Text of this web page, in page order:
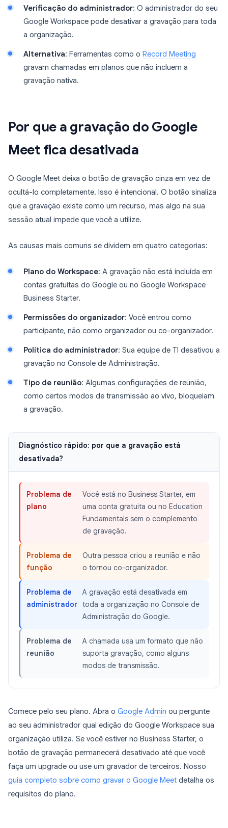
Verificação do administrador: O administrador do seu
Google Workspace pode desativar a gravação para toda
a organização.
Alternativa: Ferramentas como o Record Meeting
gravam chamadas em planos que não incluem a
gravação nativa.
Por que a gravação do Google
Meet fica desativada
O Google Meet deixa o botão de gravação cinza em vez de
ocultá-lo completamente. Isso é intencional. O botão sinaliza
que a gravação existe como um recurso, mas algo na sua
sessão atual impede que você a utilize.
As causas mais comuns se dividem em quatro categorias:
Plano do Workspace: A gravação não está incluída em
contas gratuitas do Google ou no Google Workspace
Business Starter.
Permissões do organizador: Você entrou como
participante, não como organizador ou co-organizador.
Política do administrador: Sua equipe de TI desativou a
gravação no Console de Administração.
Tipo de reunião: Algumas configurações de reunião,
como certos modos de transmissão ao vivo, bloqueiam
a gravação.
Diagnóstico rápido: por que a gravação está
desativada?
Problema de
plano
Você está no Business Starter, em
uma conta gratuita ou no Education
Fundamentals sem o complemento
de gravação.
Problema de
função
Outra pessoa criou a reunião e não
o tornou co-organizador.
Problema de
administrador
A gravação está desativada em
toda a organização no Console de
Administração do Google.
Problema de
reunião
A chamada usa um formato que não
suporta gravação, como alguns
modos de transmissão.
Comece pelo seu plano. Abra o Google Admin ou pergunte
ao seu administrador qual edição do Google Workspace sua
organização utiliza. Se você estiver no Business Starter, o
botão de gravação permanecerá desativado até que você
faça um upgrade ou use um gravador de terceiros. Nosso
guia completo sobre como gravar o Google Meet detalha os
requisitos do plano.